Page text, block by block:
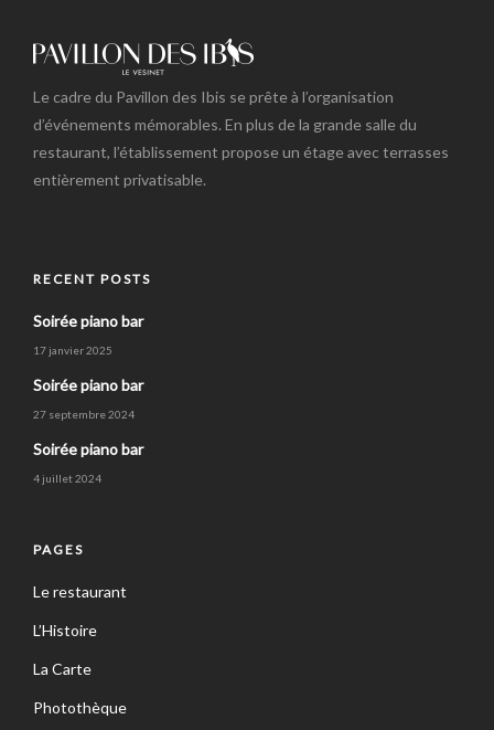
Le cadre du Pavillon des Ibis se prête à l’organisation
d’événements mémorables. En plus de la grande salle du
restaurant, l’établissement propose un étage avec terrasses
entièrement privatisable.
RECENT POSTS
Soirée piano bar
17 janvier 2025
Soirée piano bar
27 septembre 2024
Soirée piano bar
4 juillet 2024
PAGES
Le restaurant
L’Histoire
La Carte
Photothèque